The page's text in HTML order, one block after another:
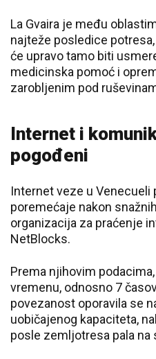
La Gvaira je među
najteže posledice
će upravo tamo biti
medicinska pomoć i
zarobljenim pod
Internet i
pogođeni
Internet veze u
poremećaje nakon
organizacija za praćenje
NetBlocks.
Prema njihovim
vremenu, odnosno 7
povezanost oporavila se
uobičajenog kapaciteta,
posle zemljotresa pala na